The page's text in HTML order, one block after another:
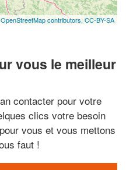
OpenStreetMap contributors, CC-BY-SA
vous le meilleur
contacter pour votre
clics votre besoin
vous et vous mettons
faut !